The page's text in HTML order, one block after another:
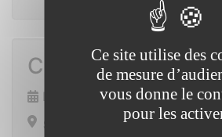
Chasse à l’oeuf
Dimanche 27 avril 2025
Saint Vincent sur Oust
Ce site utilise des
de mesure
vous donne le
pour les